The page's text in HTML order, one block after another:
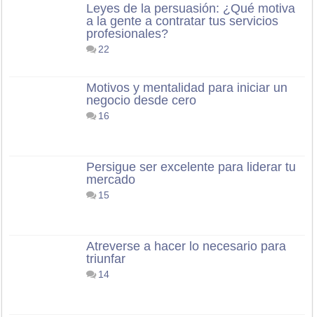
Leyes de la persuasión: ¿Qué motiva
a la gente a contratar tus servicios
profesionales?
22
Motivos y mentalidad para iniciar un
negocio desde cero
16
Persigue ser excelente para liderar tu
mercado
15
Atreverse a hacer lo necesario para
triunfar
14